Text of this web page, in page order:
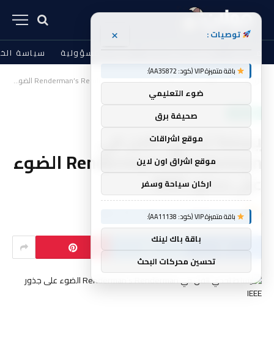
من نحن الشروط والأحكام إخلاء المسؤولية سياسة
الرئيسية » ، مقالات، » يسلط تحدي الفن في Renderman’s Renderman الضوء على جذور IEEE
يسلط تحدي الفن في
Renderman’s Renderman الضوء
على جذور IEEE
بواسطةgolan لا توجد تعليقات
توصيات : ×
باقة متميزة VIP (كود: AA35872):
ضوء التعليمي
صحيفة برق
موقع اشراقات
موقع اشراق اون لاين
اركان سياحة وسفر
باقة متميزة VIP (كود: AA11138):
باقة باك لينك
تحسين محركات البحث